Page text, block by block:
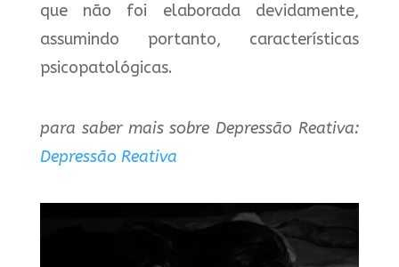
que não foi elaborada devidamente,
assumindo portanto, características
psicopatológicas.
para saber mais sobre Depressão Reativa:
Depressão Reativa